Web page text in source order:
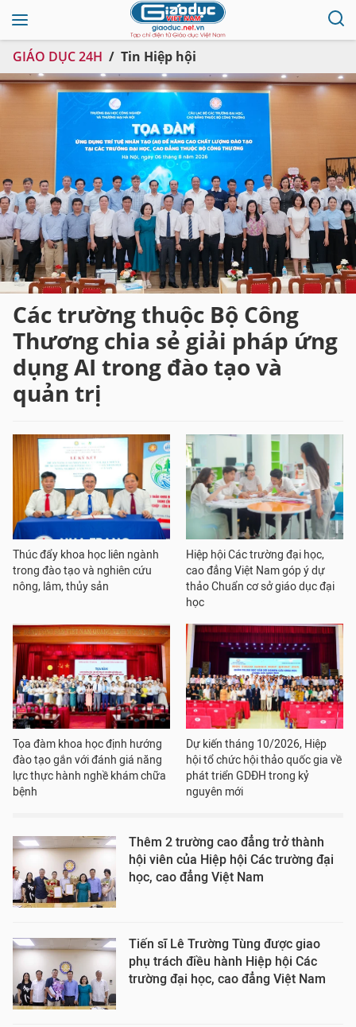
GIÁO DỤC 24H Tin Hiệp hội
Các trường thuộc Bộ Công
Thương chia sẻ giải pháp ứng
dụng AI trong đào tạo và
quản trị
Thúc đẩy khoa học liên ngành
trong đào tạo và nghiên cứu
nông, lâm, thủy sản
Hiệp hội Các trường đại học,
cao đẳng Việt Nam góp ý dự
thảo Chuẩn cơ sở giáo dục đại
học
Tọa đàm khoa học định hướng
đào tạo gắn với đánh giá năng
lực thực hành nghề khám chữa
bệnh
Dự kiến tháng 10/2026, Hiệp
hội tổ chức hội thảo quốc gia về
phát triển GDĐH trong kỷ
nguyên mới
Thêm 2 trường cao đẳng trở thành
hội viên của Hiệp hội Các trường đại
học, cao đẳng Việt Nam
Tiến sĩ Lê Trường Tùng được giao
phụ trách điều hành Hiệp hội Các
trường đại học, cao đẳng Việt Nam